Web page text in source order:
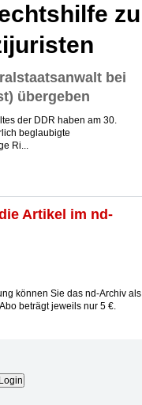
zu
bei
übergeben
der DDR haben am 30.
beglaubigte
Ri...
Artikel im nd-
können Sie das nd-Archiv als
beträgt jeweils nur 5 €.